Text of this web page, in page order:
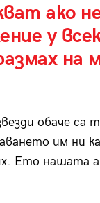
ако
у
на
обаче са
им ни
Ето нашата